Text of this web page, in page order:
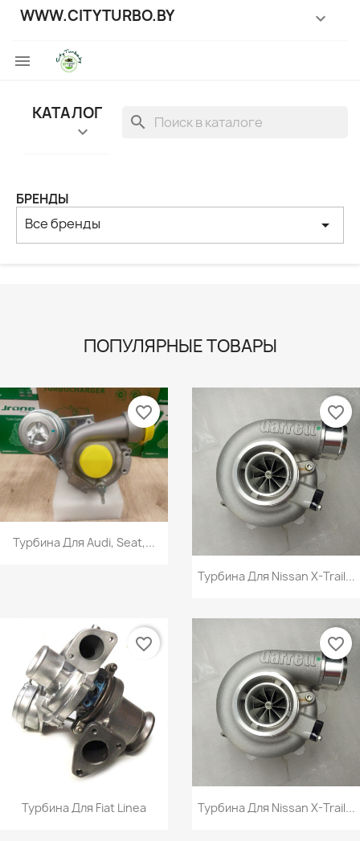
WWW.CITYTURBO.BY 

КАТАЛОГ

search
БРЕНДЫ
Все бренды arrow_drop_down
ПОПУЛЯРНЫЕ ТОВАРЫ
Турбина Для Audi, Seat,...
favorite_border
Турбина Для Nissan X-Trail...
favorite_border
Турбина Для Fiat Linea
favorite_border
Турбина Для Nissan X-Trail...
favorite_border